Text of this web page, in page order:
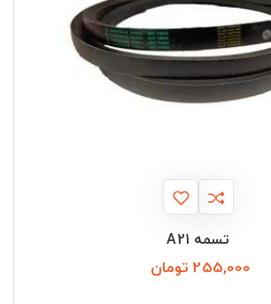
تسمه A21
255,000 تومان